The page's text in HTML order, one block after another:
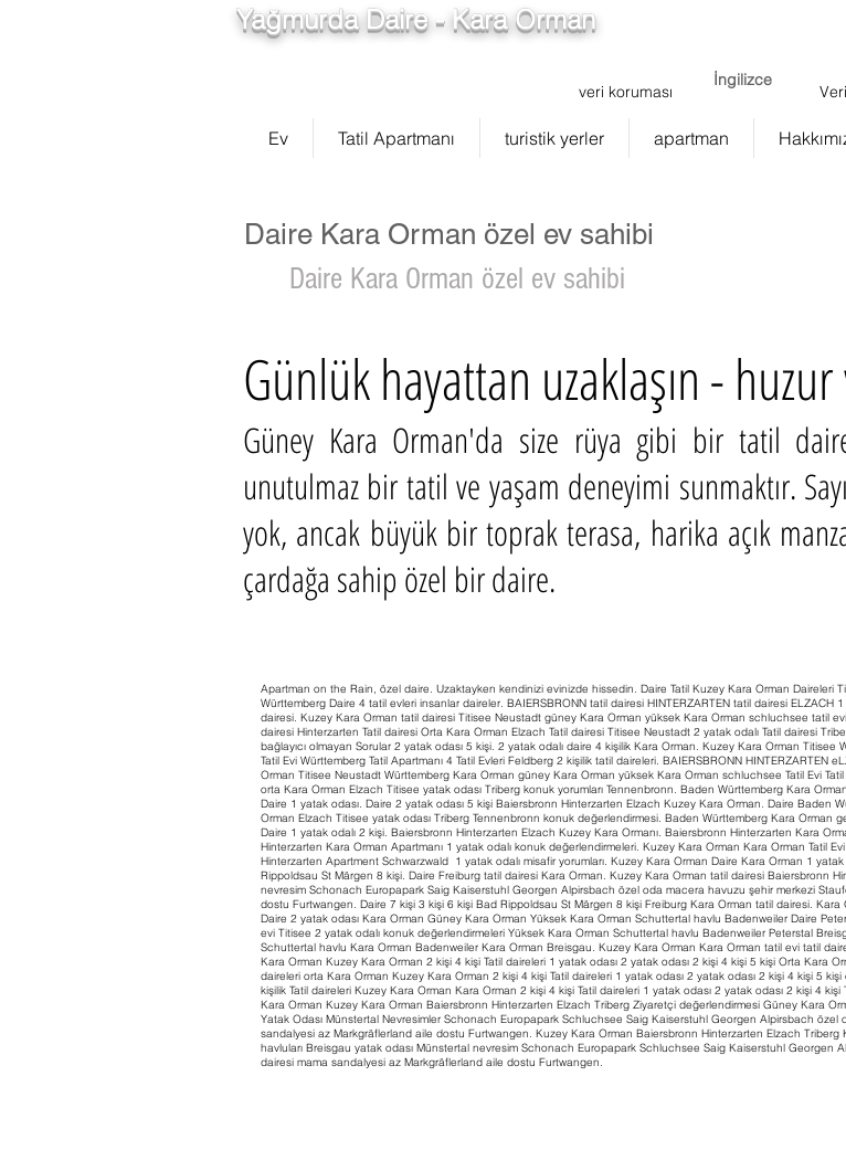
Yağmurda Daire - Kara Orman
veri koruması
İngilizce
Ev Tatil Apartmanı turistik yerler apartman
Daire Kara Orman özel ev sahibi
Daire Kara Orman özel ev sahibi
Günlük hayattan uzaklaşın -
Güney Kara Orman'da size rüya gibi bir tatil
unutulmaz bir tatil ve yaşam deneyimi sunmaktır.
yok, ancak büyük bir toprak terasa, harika açık
çardağa sahip özel bir daire.
Apartman on the Rain, özel daire. Uzaktayken kendinizi evinizde hissedin. Daire Tatil Kuzey Kara Orman Daireleri
Württemberg Daire 4 tatil evleri insanlar daireler. BAIERSBRONN tatil dairesi HINTERZARTEN tatil dairesi ELZACH
dairesi. Kuzey Kara Orman tatil dairesi Titisee Neustadt güney Kara Orman yüksek Kara Orman schluchsee tatil
dairesi Hinterzarten Tatil dairesi Orta Kara Orman Elzach Tatil dairesi Titisee Neustadt 2 yatak odalı Tatil dairesi
bağlayıcı olmayan Sorular 2 yatak odası 5 kişi. 2 yatak odalı daire 4 kişilik Kara Orman. Kuzey Kara Orman
Tatil Evi Württemberg Tatil Apartmanı 4 Tatil Evleri Feldberg 2 kişilik tatil daireleri. BAIERSBRONN HINTERZARTEN
Orman Titisee Neustadt Württemberg Kara Orman güney Kara Orman yüksek Kara Orman schluchsee Tatil Evi
orta Kara Orman Elzach Titisee yatak odası Triberg konuk yorumları Tennenbronn. Baden Württemberg Kara
Daire 1 yatak odası. Daire 2 yatak odası 5 kişi Baiersbronn Hinterzarten Elzach Kuzey Kara Orman. Daire Baden
Orman Elzach Titisee yatak odası Triberg Tennenbronn konuk değerlendirmesi. Baden Württemberg Kara Orman
Daire 1 yatak odalı 2 kişi. Baiersbronn Hinterzarten Elzach Kuzey Kara Ormanı. Baiersbronn Hinterzarten Kara
Hinterzarten Kara Orman Apartmanı 1 yatak odalı konuk değerlendirmeleri. Kuzey Kara Orman Kara Orman Tatil
Hinterzarten Apartment Schwarzwald 1 yatak odalı misafir yorumları. Kuzey Kara Orman Daire Kara Orman 1
Rippoldsau St Märgen 8 kişi. Daire Freiburg tatil dairesi Kara Orman. Kuzey Kara Orman tatil dairesi Baiersbronn
nevresim Schonach Europapark Saig Kaiserstuhl Georgen Alpirsbach özel oda macera havuzu şehir merkezi
dostu Furtwangen. Daire 7 kişi 3 kişi 6 kişi Bad Rippoldsau St Märgen 8 kişi Freiburg Kara Orman tatil dairesi.
Daire 2 yatak odası Kara Orman Güney Kara Orman Yüksek Kara Orman Schuttertal havlu Badenweiler Daire
evi Titisee 2 yatak odalı konuk değerlendirmeleri Yüksek Kara Orman Schuttertal havlu Badenweiler Peterstal
Schuttertal havlu Kara Orman Badenweiler Kara Orman Breisgau. Kuzey Kara Orman Kara Orman tatil evi tatil
Kara Orman Kuzey Kara Orman 2 kişi 4 kişi Tatil daireleri 1 yatak odası 2 yatak odası 2 kişi 4 kişi 5 kişi Orta Kara
daireleri orta Kara Orman Kuzey Kara Orman 2 kişi 4 kişi Tatil daireleri 1 yatak odası 2 yatak odası 2 kişi 4 kişi 5
kişilik Tatil daireleri Kuzey Kara Orman Kara Orman 2 kişi 4 kişi Tatil daireleri 1 yatak odası 2 yatak odası 2 kişi 4
Kara Orman Kuzey Kara Orman Baiersbronn Hinterzarten Elzach Triberg Ziyaretçi değerlendirmesi Güney Kara
Yatak Odası Münstertal Nevresimler Schonach Europapark Schluchsee Saig Kaiserstuhl Georgen Alpirsbach özel
sandalyesi az Markgräflerland aile dostu Furtwangen. Kuzey Kara Orman Baiersbronn Hinterzarten Elzach
havluları Breisgau yatak odası Münstertal nevresim Schonach Europapark Schluchsee Saig Kaiserstuhl Georgen
dairesi mama sandalyesi az Markgräflerland aile dostu Furtwangen.